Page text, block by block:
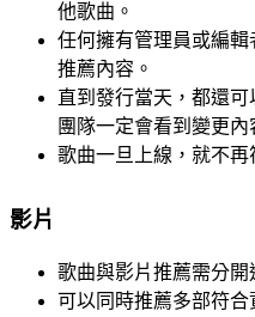
他歌曲。
任何擁有管理員或編
推薦內容。
直到發行當天，都還
團隊一定會看到變更內
歌曲一旦上線，就不再
影片
歌曲與影片推薦需分開
可以同時推薦多部符合